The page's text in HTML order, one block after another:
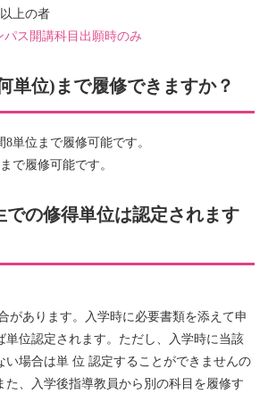
上の者
パス開講科目出願時のみ
単位)まで履修できますか？
単位まで履修可能です。
で履修可能です。
での修得単位は認定されます
があります。入学時に必要書類を添えて申
単位認定されます。ただし、入学時に当該
い場合は単 位 認定することができませんの
た、入学後指導教員から別の科目を履修す